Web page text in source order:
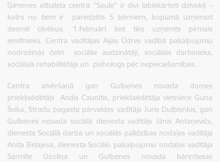
Ģimenes atbalsta centrā “Saule” ir divi labiekārtoti dzīvokļi –
katrs no tiem ir paredzēts 5 bērniem, kopumā uzņemot
desmit cilvēkus. 1.februārī šeit tiks uzņemts pirmais
iemītnieks. Centra vadītājas Aijas Ūdres vadībā pakalpojumu
nodrošinās četri sociālie audzinātāji, sociālais darbinieks,
sociālais rehabilitētājs un psihologs pēc nepieciešamības.
Centra atvēršanā gan Gulbenes novada domes
priekšsēdētājs Andis Caunītis, priekšsēdētāja vietniece Guna
Švika, Stradu pagasta pārvaldes vadītājs Juris Duļbisnkis, gan
Gulbenes novada sociālā dienesta vadītājs Jānis Antaņevičs,
dienesta Sociālā darba un sociālās palīdzības nodaļas vadītāja
Anita Beļajeva, dienesta Sociālo pakalpojumu nodaļas vadītāja
Sarmīte Ozoliņa un Gulbenes novada bāriņtiesas